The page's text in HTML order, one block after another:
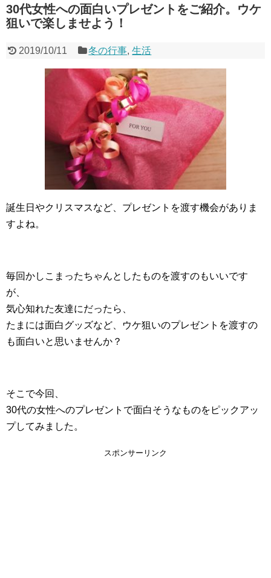
30代女性への面白いプレゼントをご紹介。ウケ
狙いで楽しませよう！
2019/10/11 冬の行事,生活
誕生日やクリスマスなど、プレゼントを渡す機会がありま
すよね。
毎回かしこまったちゃんとしたものを渡すのもいいです
が、
気心知れた友達にだったら、
たまには面白グッズなど、ウケ狙いのプレゼントを渡すの
も面白いと思いませんか？
そこで今回、
30代の女性へのプレゼントで面白そうなものをピックアッ
プしてみました。
スポンサーリンク